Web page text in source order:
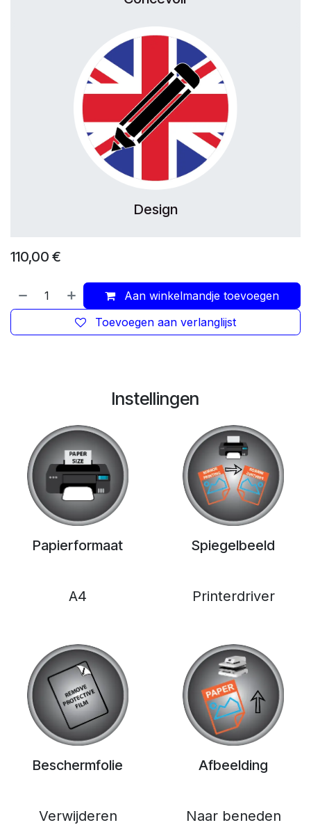
Design
110,00 €
Aan winkelmandje toevoegen
Toevoegen aan verlanglijst
Instellingen
Papierformaat
A4
Spiegelbeeld
Printerdriver
Beschermfolie
Verwijderen
Afbeelding
Naar beneden